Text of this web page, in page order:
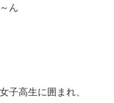
ん
子高生に囲まれ、